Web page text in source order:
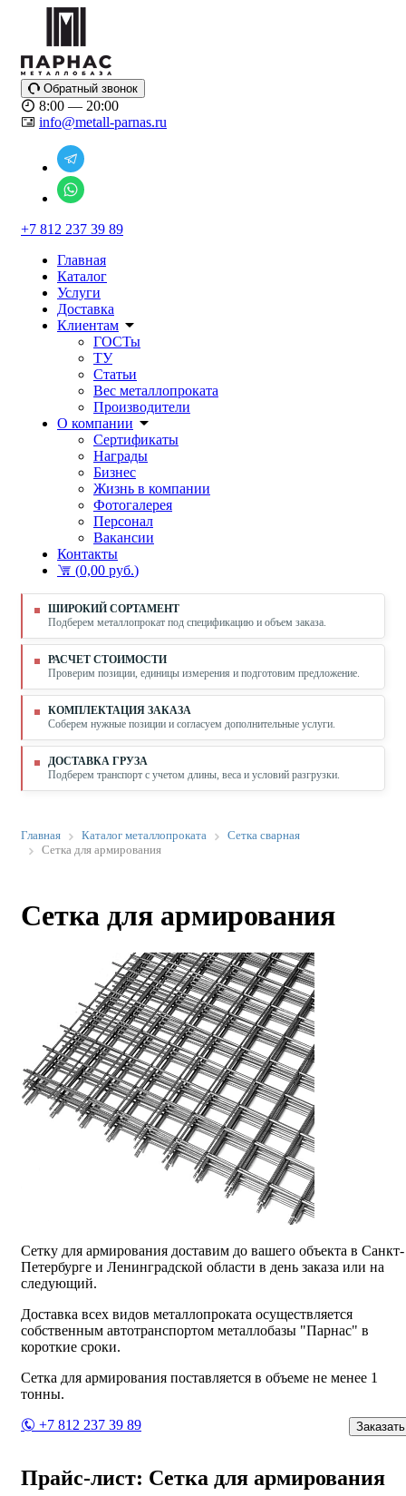
Обратный звонок
8:00 — 20:00
info@metall-parnas.ru
+7 812 237 39 89
Главная
Каталог
Услуги
Доставка
Клиентам
ГОСТы
ТУ
Статьи
Вес металлопроката
Производители
О компании
Сертификаты
Награды
Бизнес
Жизнь в компании
Фотогалерея
Персонал
Вакансии
Контакты
(0,00 руб.)
ШИРОКИЙ СОРТАМЕНТ
Подберем металлопрокат под спецификацию и объем заказа.
РАСЧЕТ СТОИМОСТИ
Проверим позиции, единицы измерения и подготовим предложение.
КОМПЛЕКТАЦИЯ ЗАКАЗА
Соберем нужные позиции и согласуем дополнительные услуги.
ДОСТАВКА ГРУЗА
Подберем транспорт с учетом длины, веса и условий разгрузки.
Главная Каталог металлопроката
Сетка сварная
Сетка для армирования
Сетка для армирования
Сетку для армирования доставим до вашего объекта в Санкт-
Петербурге и Ленинградской области в день заказа или на
следующий.
Доставка всех видов металлопроката осуществляется
собственным автотранспортом металлобазы "Парнас" в
короткие сроки.
Сетка для армирования поставляется в объеме не менее 1
тонны.
+7 812 237 39 89
Заказать
Прайс-лист: Сетка для армирования